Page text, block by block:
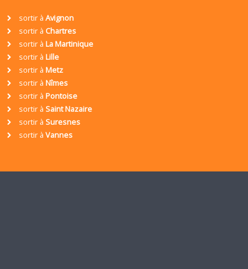
sortir à Avignon
sortir à Chartres
sortir à La Martinique
sortir à Lille
sortir à Metz
sortir à Nîmes
sortir à Pontoise
sortir à Saint Nazaire
sortir à Suresnes
sortir à Vannes